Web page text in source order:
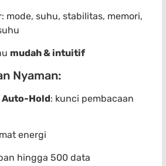
mode, suhu, stabilitas, memori,
mudah & intuitif
Nyaman:
Hold: kunci pembacaan
energi
hingga 500 data